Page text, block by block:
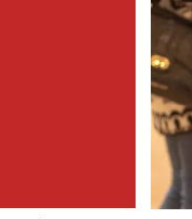
Os
2, piso térreo.
auxiliar na
no concierge,